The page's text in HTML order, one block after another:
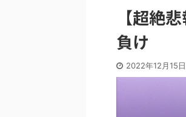
【超絶
負け
2022年12月15日